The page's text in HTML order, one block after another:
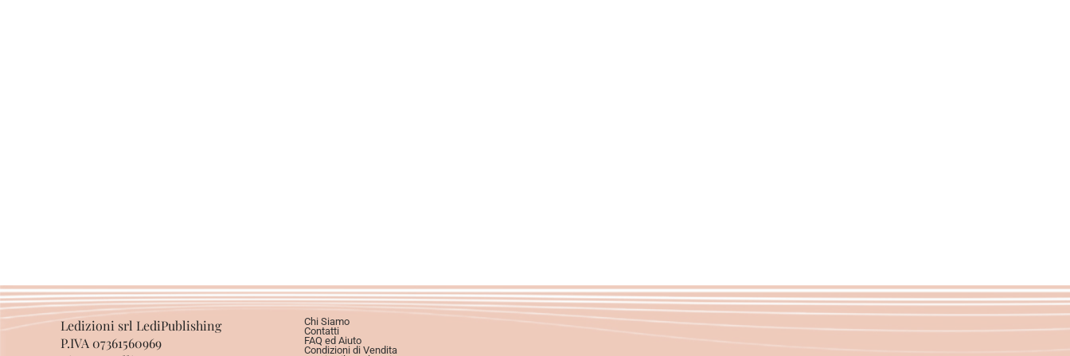
Ledizioni srl LediPublishing
P.IVA 07361560969
Chi Siamo
Contatti
FAQ ed Aiuto
Condizioni di Vendita